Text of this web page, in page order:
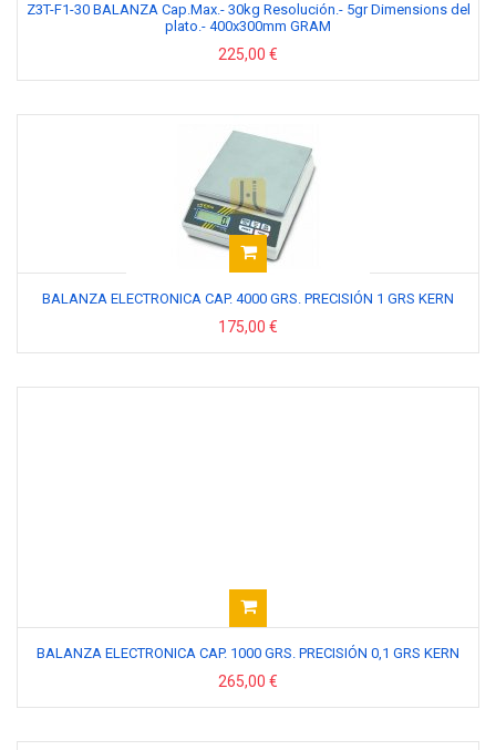
Z3T-F1-30 BALANZA Cap.Max.- 30kg Resolución.- 5gr Dimensions del
plato.- 400x300mm GRAM
225,00 €
BALANZA ELECTRONICA CAP. 4000 GRS. PRECISIÓN 1 GRS KERN
175,00 €
BALANZA ELECTRONICA CAP. 1000 GRS. PRECISIÓN 0,1 GRS KERN
265,00 €